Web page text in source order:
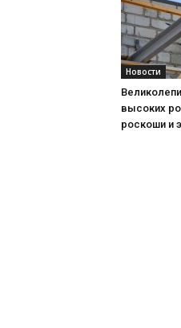
Новости
высоких
роскоши и